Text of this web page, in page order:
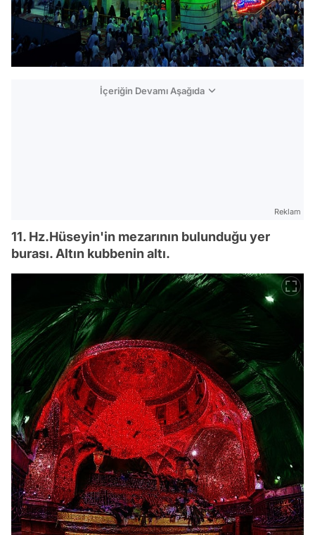
İçeriğin Devamı Aşağıda
Reklam
11. Hz.Hüseyin'in mezarının bulunduğu yer
burası. Altın kubbenin altı.